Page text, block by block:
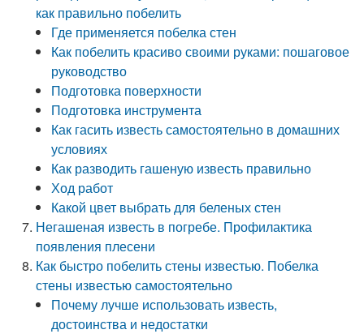
как правильно побелить
Где применяется побелка стен
Как побелить красиво своими руками: пошаговое
руководство
Подготовка поверхности
Подготовка инструмента
Как гасить известь самостоятельно в домашних
условиях
Как разводить гашеную известь правильно
Ход работ
Какой цвет выбрать для беленых стен
Негашеная известь в погребе. Профилактика
появления плесени
Как быстро побелить стены известью. Побелка
стены известью самостоятельно
Почему лучше использовать известь,
достоинства и недостатки